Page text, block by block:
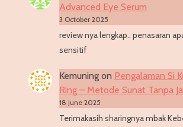
Advanced Eye Serum
3 October 2025
review nya lengkap.. penasaran
sensitif
Kemuning on Pengalaman Si
Ring – Metode Sunat Tanpa
18 June 2025
Terimakasih sharingnya mbak